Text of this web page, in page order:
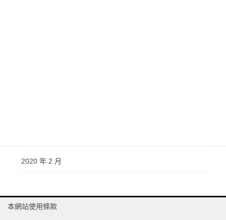
2020 年 2 月
本網站使用條款